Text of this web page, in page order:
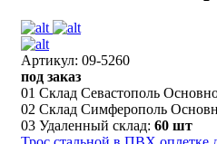
Артикул: 09-5260
под заказ
01 Склад Севастополь
02 Склад Симферополь
03 Удаленный склад: 60 шт